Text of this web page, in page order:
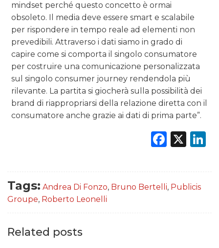
mindset perché questo concetto è ormai
obsoleto. Il media deve essere smart e scalabile
per rispondere in tempo reale ad elementi non
prevedibili. Attraverso i dati siamo in grado di
capire come si comporta il singolo consumatore
per costruire una comunicazione personalizzata
sul singolo consumer journey rendendola più
rilevante. La partita si giocherà sulla possibilità dei
brand di riappropriarsi della relazione diretta con il
consumatore anche grazie ai dati di prima parte”.
X
Tags: Andrea Di Fonzo, Bruno Bertelli, Publicis
Groupe, Roberto Leonelli
Related posts